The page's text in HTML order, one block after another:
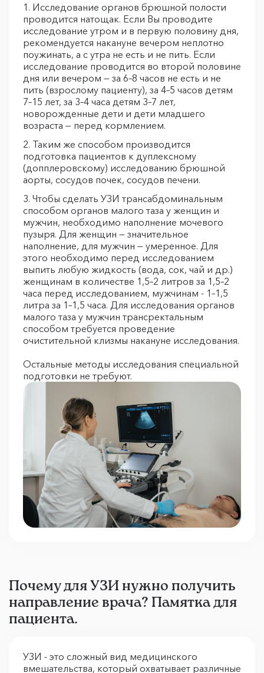
Исследование органов брюшной полости
проводится натощак. Если Вы проводите
исследование утром и в первую половину дня,
рекомендуется накануне вечером неплотно
поужинать, а с утра не есть и не пить. Если
исследование проводится во второй половине
дня или вечером — за 6–8 часов не есть и не
пить (взрослому пациенту), за 4–5 часов детям
7–15 лет, за 3–4 часа детям 3–7 лет,
новорожденные дети и дети младшего
возраста — перед кормлением.
Таким же способом производится
подготовка пациентов к дуплексному
(допплеровскому) исследованию брюшной
аорты, сосудов почек, сосудов печени.
Чтобы сделать УЗИ трансабдоминальным
способом органов малого таза у женщин и
мужчин, необходимо наполнение мочевого
пузыря. Для женщин — значительное
наполнение, для мужчин — умеренное. Для
этого необходимо перед исследованием
выпить любую жидкость (вода, сок, чай и др.)
женщинам в количестве 1,5–2 литров за 1,5–2
часа перед исследованием, мужчинам - 1–1,5
литра за 1–1,5 часа. Для исследования органов
малого таза у мужчин трансректальным
способом требуется проведение
очистительной клизмы накануне исследования.
Остальные методы исследования специальной
подготовки не требуют.
Почему для УЗИ нужно получить
направление врача? Памятка для
пациента.
УЗИ - это сложный вид медицинского
вмешательства, который охватывает различные